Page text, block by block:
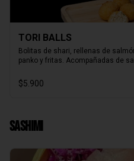
TORI BALLS
Bolitas de shari, rellenas de
panko y fritas. Acompañadas de
$5.900
Sashimi